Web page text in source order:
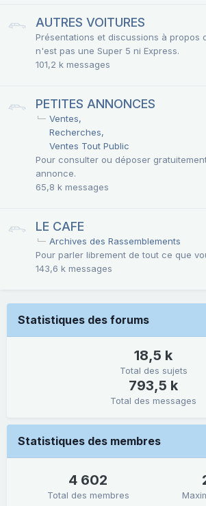
AUTRES VOITURES
Présentations et discussions à propos
n'est pas une Super 5 ni Express.
101,2 k messages
PETITES ANNONCES
Ventes
Recherches
Ventes Tout Public
Pour consulter ou déposer
annonce.
65,8 k messages
LE CAFE
Archives des Rassemblements
Pour parler librement de tout ce que
143,6 k messages
Statistiques des forums
18,5 k
Total des sujets
793,5 k
Total des messages
Statistiques des membres
4 602
Total des membres